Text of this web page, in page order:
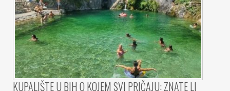
KUPALIŠTE U BIH O KOJEM SVI PRIČAJU: ZNATE LI